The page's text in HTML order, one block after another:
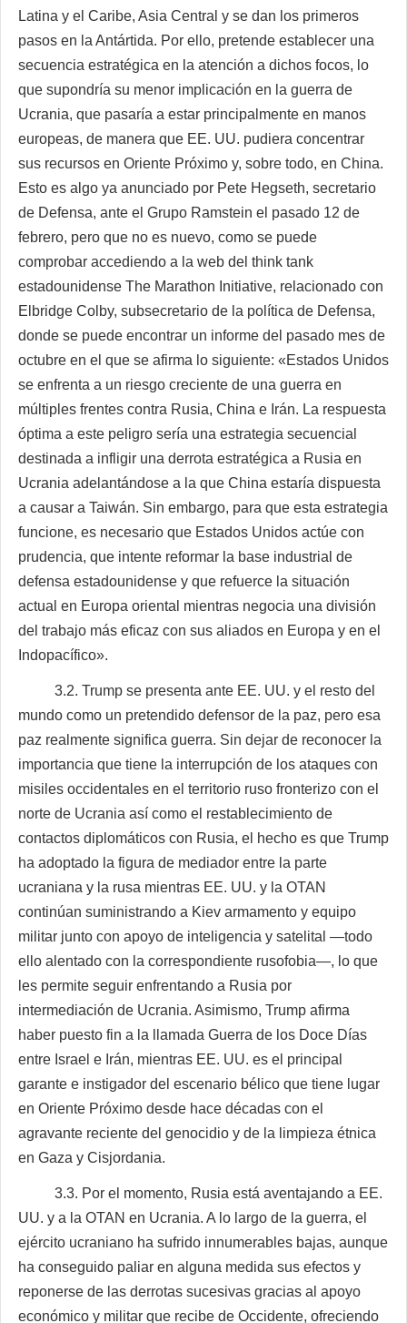
Latina y el Caribe, Asia Central y se dan los primeros
pasos en la Antártida. Por ello, pretende establecer una
secuencia estratégica en la atención a dichos focos, lo
que supondría su menor implicación en la guerra de
Ucrania, que pasaría a estar principalmente en manos
europeas, de manera que EE. UU. pudiera concentrar
sus recursos en Oriente Próximo y, sobre todo, en China.
Esto es algo ya anunciado por Pete Hegseth, secretario
de Defensa, ante el Grupo Ramstein el pasado 12 de
febrero, pero que no es nuevo, como se puede
comprobar accediendo a la web del think tank
estadounidense The Marathon Initiative, relacionado con
Elbridge Colby, subsecretario de la política de Defensa,
donde se puede encontrar un informe del pasado mes de
octubre en el que se afirma lo siguiente: «Estados Unidos
se enfrenta a un riesgo creciente de una guerra en
múltiples frentes contra Rusia, China e Irán. La respuesta
óptima a este peligro sería una estrategia secuencial
destinada a infligir una derrota estratégica a Rusia en
Ucrania adelantándose a la que China estaría dispuesta
a causar a Taiwán. Sin embargo, para que esta estrategia
funcione, es necesario que Estados Unidos actúe con
prudencia, que intente reformar la base industrial de
defensa estadounidense y que refuerce la situación
actual en Europa oriental mientras negocia una división
del trabajo más eficaz con sus aliados en Europa y en el
Indopacífico».
3.2. Trump se presenta ante EE. UU. y el resto del
mundo como un pretendido defensor de la paz, pero esa
paz realmente significa guerra. Sin dejar de reconocer la
importancia que tiene la interrupción de los ataques con
misiles occidentales en el territorio ruso fronterizo con el
norte de Ucrania así como el restablecimiento de
contactos diplomáticos con Rusia, el hecho es que Trump
ha adoptado la figura de mediador entre la parte
ucraniana y la rusa mientras EE. UU. y la OTAN
continúan suministrando a Kiev armamento y equipo
militar junto con apoyo de inteligencia y satelital —todo
ello alentado con la correspondiente rusofobia—, lo que
les permite seguir enfrentando a Rusia por
intermediación de Ucrania. Asimismo, Trump afirma
haber puesto fin a la llamada Guerra de los Doce Días
entre Israel e Irán, mientras EE. UU. es el principal
garante e instigador del escenario bélico que tiene lugar
en Oriente Próximo desde hace décadas con el
agravante reciente del genocidio y de la limpieza étnica
en Gaza y Cisjordania.
3.3. Por el momento, Rusia está aventajando a EE.
UU. y a la OTAN en Ucrania. A lo largo de la guerra, el
ejército ucraniano ha sufrido innumerables bajas, aunque
ha conseguido paliar en alguna medida sus efectos y
reponerse de las derrotas sucesivas gracias al apoyo
económico y militar que recibe de Occidente, ofreciendo